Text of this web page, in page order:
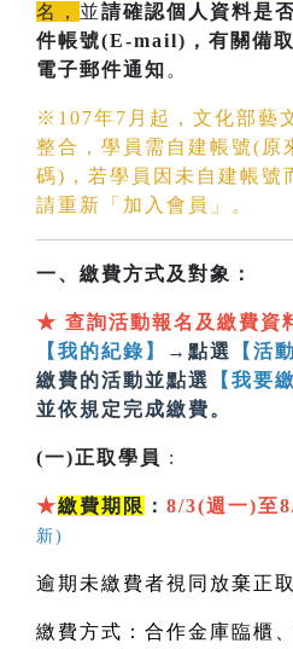
名， 並請確認個人資料是
件帳號(E-mail) ，有關備
電子郵件通知 。
※107年7月起，文化部藝
整合，學員需自建帳號(原
碼)，若學員因未自建帳號
請重新「加入會員」。
一、繳費方式及對象：
★ 查詢活動報名及繳費資
【我的紀錄】
→點選 【活
繳費的活動並點選
【我要
並依規定完成繳費。
(一)正取學員 :
★繳費期限 ： 8/3(週一)至
新)
逾期未繳費者視同放棄正
繳費方式：合作金庫臨櫃、